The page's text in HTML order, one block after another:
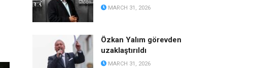
MARCH 31, 2026
Özkan Yalım görevden
uzaklaştırıldı
MARCH 31, 2026